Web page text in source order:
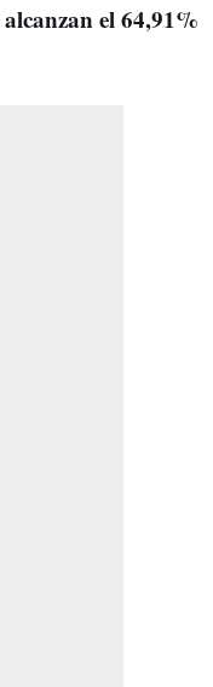
alcanzan el 64,91%